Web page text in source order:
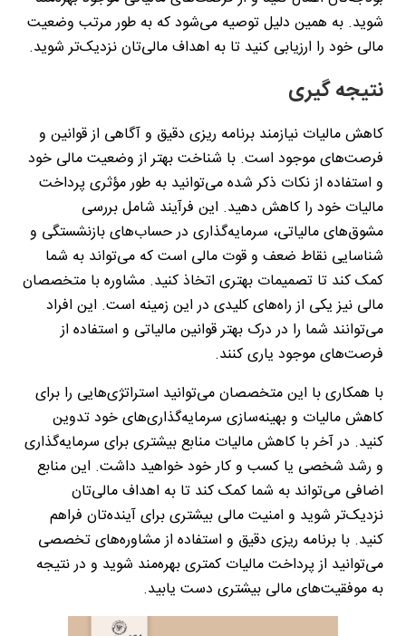
شوید. به همین دلیل توصیه می‌شود که به طور مرتب وضعیت
مالی خود را ارزیابی کنید تا به اهداف مالی‌تان نزدیک‌تر شوید.
نتیجه‌ گیری
کاهش مالیات نیازمند برنامه‌ ریزی دقیق و آگاهی از قوانین و
فرصت‌های موجود است. با شناخت بهتر از وضعیت مالی خود
و استفاده از نکات ذکر شده می‌توانید به طور مؤثری پرداخت
مالیات‌ خود را کاهش دهید. این فرآیند شامل بررسی
مشوق‌های مالیاتی، سرمایه‌گذاری در حساب‌های بازنشستگی و
شناسایی نقاط ضعف و قوت مالی است که می‌تواند به شما
کمک کند تا تصمیمات بهتری اتخاذ کنید. مشاوره با متخصصان
مالی نیز یکی از راه‌های کلیدی در این زمینه است. این افراد
می‌توانند شما را در درک بهتر قوانین مالیاتی و استفاده از
فرصت‌های موجود یاری کنند.
با همکاری با این متخصصان می‌توانید استراتژی‌هایی را برای
کاهش مالیات و بهینه‌سازی سرمایه‌گذاری‌های خود تدوین
کنید. در آخر با کاهش مالیات منابع بیشتری برای سرمایه‌گذاری
و رشد شخصی یا کسب ‌و کار خود خواهید داشت. این منابع
اضافی می‌تواند به شما کمک کند تا به اهداف مالی‌تان
نزدیک‌تر شوید و امنیت مالی بیشتری برای آینده‌تان فراهم
کنید. با برنامه‌ ریزی دقیق و استفاده از مشاوره‌های تخصصی
می‌توانید از پرداخت مالیات کمتری بهره‌مند شوید و در نتیجه
به موفقیت‌های مالی بیشتری دست یابید.